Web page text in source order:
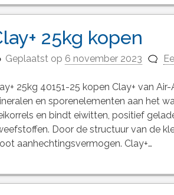
25kg kopen
Geplaatst op 6 november 2023
25kg 40151-25 kopen Clay+ van
en sporenelementen aan het
en bindt eiwitten, positief
Door de structuur van de
aanhechtingsvermogen. Clay+…